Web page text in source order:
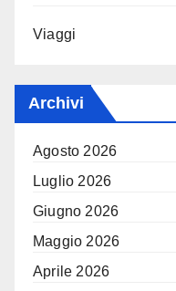
Viaggi
Archivi
Agosto 2026
Luglio 2026
Giugno 2026
Maggio 2026
Aprile 2026